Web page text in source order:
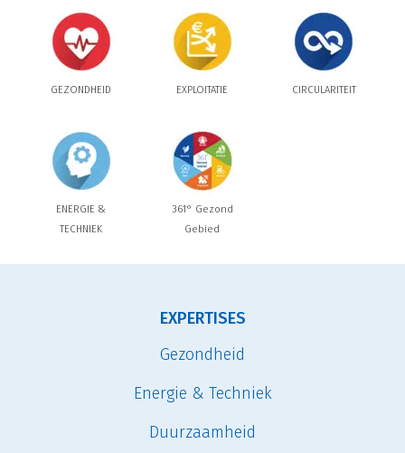
GEZONDHEID EXPLOITATIE CIRCULARITEIT
ENERGIE &
TECHNIEK
361° Gezond
Gebied
EXPERTISES
Gezondheid
Energie & Techniek
Duurzaamheid